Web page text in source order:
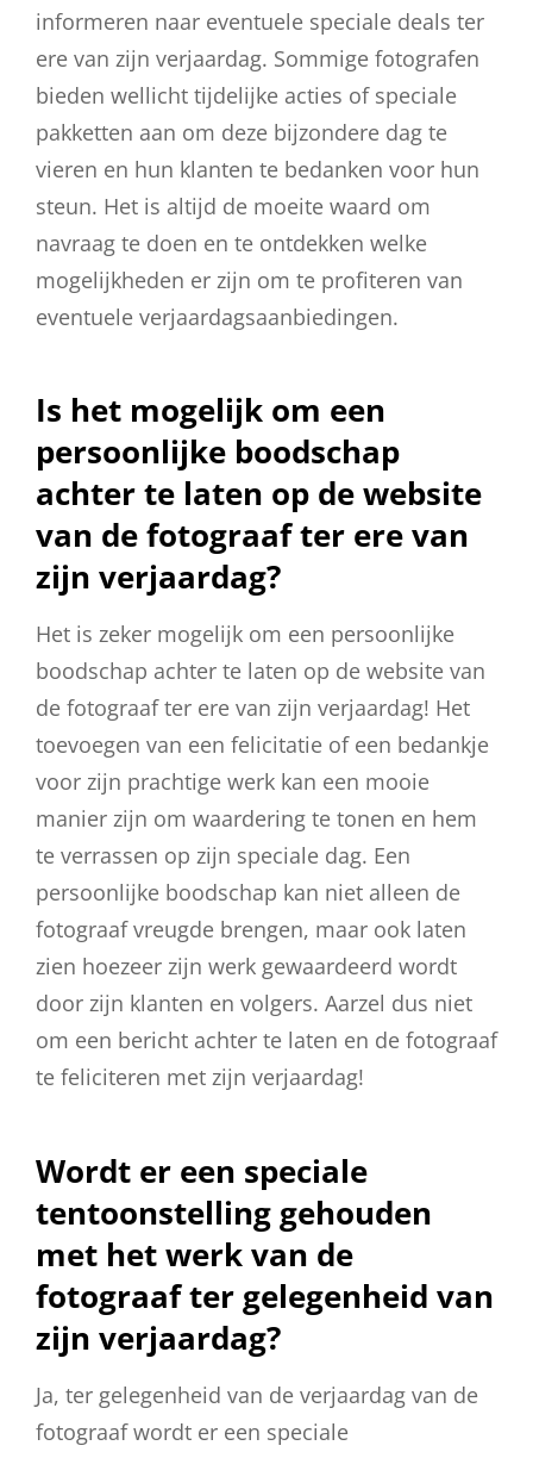
informeren naar eventuele speciale deals ter
ere van zijn verjaardag. Sommige fotografen
bieden wellicht tijdelijke acties of speciale
pakketten aan om deze bijzondere dag te
vieren en hun klanten te bedanken voor hun
steun. Het is altijd de moeite waard om
navraag te doen en te ontdekken welke
mogelijkheden er zijn om te profiteren van
eventuele verjaardagsaanbiedingen.
Is het mogelijk om een
persoonlijke boodschap
achter te laten op de website
van de fotograaf ter ere van
zijn verjaardag?
Het is zeker mogelijk om een persoonlijke
boodschap achter te laten op de website van
de fotograaf ter ere van zijn verjaardag! Het
toevoegen van een felicitatie of een bedankje
voor zijn prachtige werk kan een mooie
manier zijn om waardering te tonen en hem
te verrassen op zijn speciale dag. Een
persoonlijke boodschap kan niet alleen de
fotograaf vreugde brengen, maar ook laten
zien hoezeer zijn werk gewaardeerd wordt
door zijn klanten en volgers. Aarzel dus niet
om een bericht achter te laten en de fotograaf
te feliciteren met zijn verjaardag!
Wordt er een speciale
tentoonstelling gehouden
met het werk van de
fotograaf ter gelegenheid van
zijn verjaardag?
Ja, ter gelegenheid van de verjaardag van de
fotograaf wordt er een speciale